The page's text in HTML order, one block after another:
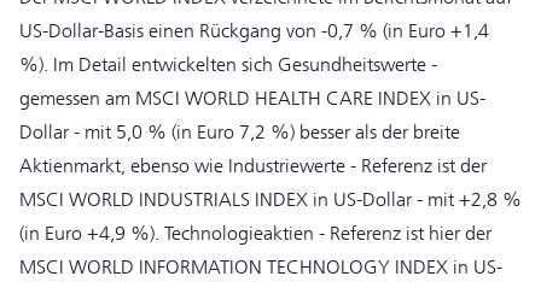
US-Dollar-Basis einen Rückgang von -0,7 % (in Euro +1,4
%). Im Detail entwickelten sich Gesundheitswerte -
gemessen am MSCI WORLD HEALTH CARE INDEX in US-
Dollar - mit 5,0 % (in Euro 7,2 %) besser als der breite
Aktienmarkt, ebenso wie Industriewerte - Referenz ist der
MSCI WORLD INDUSTRIALS INDEX in US-Dollar - mit +2,8 %
(in Euro +4,9 %). Technologieaktien - Referenz ist hier der
MSCI WORLD INFORMATION TECHNOLOGY INDEX in US-